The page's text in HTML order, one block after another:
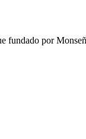
por